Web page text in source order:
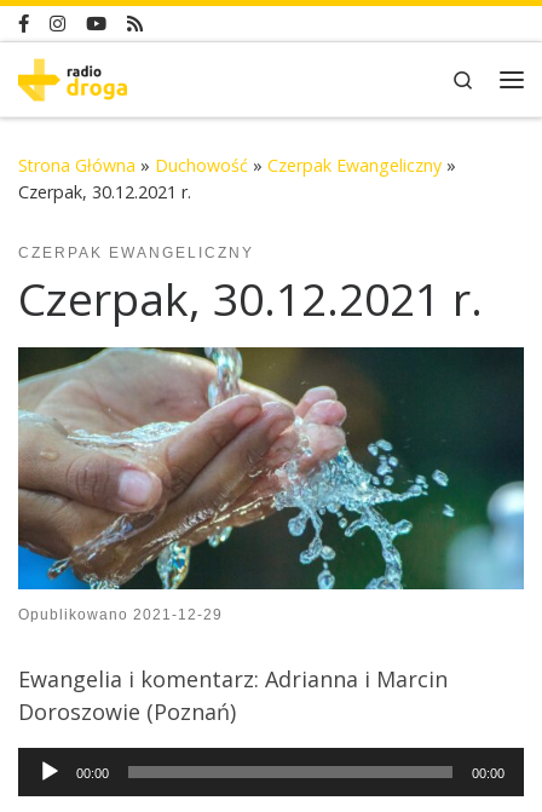
Skip to content
Search
Strona Główna » Duchowość » Czerpak Ewangeliczny »
Czerpak, 30.12.2021 r.
CZERPAK EWANGELICZNY
Czerpak, 30.12.2021 r.
Opublikowano 2021-12-29
Ewangelia i komentarz: Adrianna i Marcin
Doroszowie (Poznań)
Audio
Player
00:00 00:00